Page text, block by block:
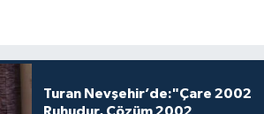
Turan Nevşehir’de:"Çare 2002